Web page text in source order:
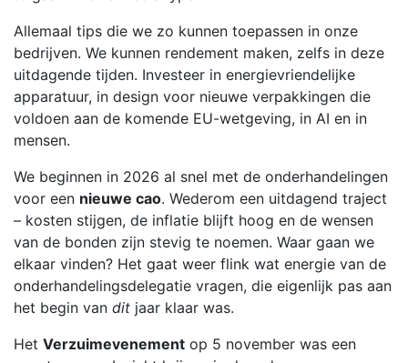
Allemaal tips die we zo kunnen toepassen in onze
bedrijven. We kunnen rendement maken, zelfs in deze
uitdagende tijden. Investeer in energievriendelijke
apparatuur, in design voor nieuwe verpakkingen die
voldoen aan de komende EU-wetgeving, in AI en in
mensen.
We beginnen in 2026 al snel met de onderhandelingen
voor een nieuwe cao. Wederom een uitdagend traject
– kosten stijgen, de inflatie blijft hoog en de wensen
van de bonden zijn stevig te noemen. Waar gaan we
elkaar vinden? Het gaat weer flink wat energie van de
onderhandelingsdelegatie vragen, die eigenlijk pas aan
het begin van dit jaar klaar was.
Het Verzuimevenement op 5 november was een